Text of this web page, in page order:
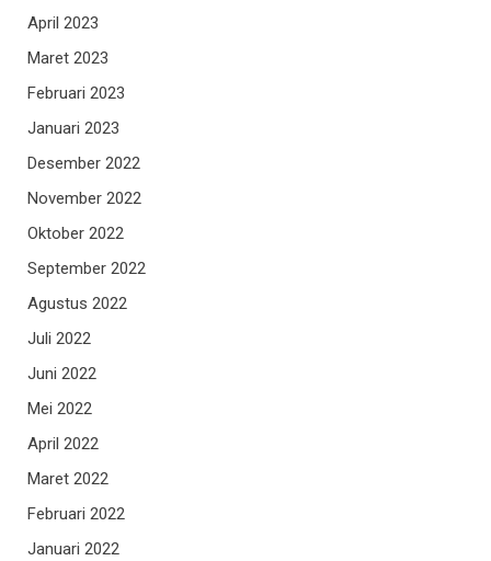
April 2023
Maret 2023
Februari 2023
Januari 2023
Desember 2022
November 2022
Oktober 2022
September 2022
Agustus 2022
Juli 2022
Juni 2022
Mei 2022
April 2022
Maret 2022
Februari 2022
Januari 2022